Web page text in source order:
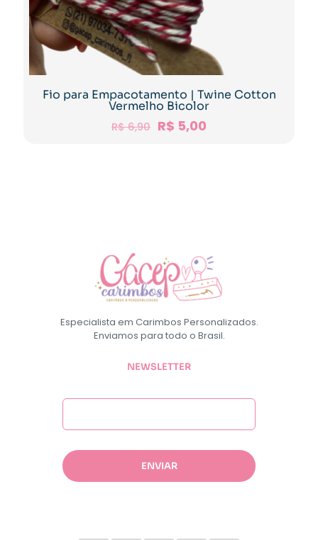
Fio para Empacotamento | Twine Cotton
Vermelho Bicolor
R$6,90 R$ 5,00
Especialista em Carimbos Personalizados.
Enviamos para todo o Brasil.
NEWSLETTER